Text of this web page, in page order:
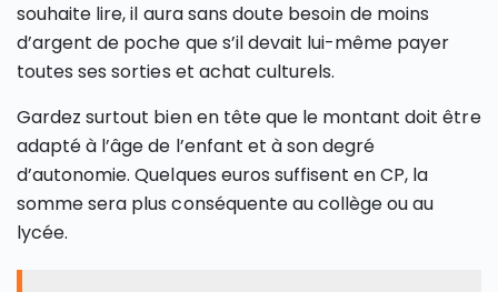
souhaite lire, il aura sans doute besoin de moins
d’argent de poche que s’il devait lui-même payer
toutes ses sorties et achat culturels.
Gardez surtout bien en tête que le montant doit être
adapté à l’âge de l’enfant et à son degré
d’autonomie. Quelques euros suffisent en CP, la
somme sera plus conséquente au collège ou au
lycée.